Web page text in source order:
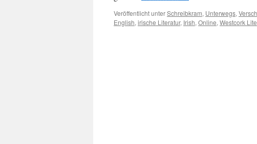
Veröffentlicht unterSchreibkram, Unterwegs,
English, irische Literatur, Irish, Online, Westcork